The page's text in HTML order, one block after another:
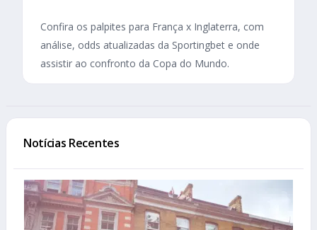
Confira os palpites para França x Inglaterra, com
análise, odds atualizadas da Sportingbet e onde
assistir ao confronto da Copa do Mundo.
Notícias Recentes